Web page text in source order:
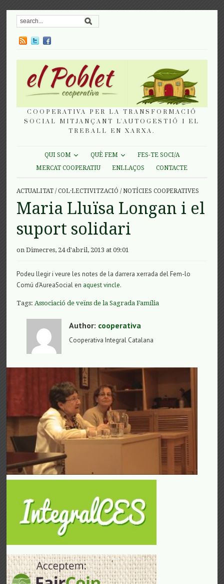
COOPERATIVA PER LA TRANSFORMACIÓ
SOCIAL MITJANÇANT L'AUTOGESTIÓ I EL
TREBALL EN XARXA.
QUI SOM QUÈ FEM
FES-TE SOCI/A
MERCAT COOPERATIU
ENLLAÇOS CONTACTE
ACTUALITAT /COL·LECTIVITZACIÓ /NOTÍCIES COOPERATIVES
Maria Lluïsa Longan i el
suport solidari
on Dimecres, 24 d'abril, 2013 at 09:01
Podeu llegir i veure les notes de la darrera xerrada del Fem-lo
Comú d’AureaSocial en aquest vincle.
Tags: Associació de veïns de la Sagrada Família
Author: cooperativa
Cooperativa Integral Catalana